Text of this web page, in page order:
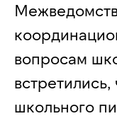
вопросам
школьного